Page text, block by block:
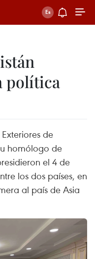
política
de
homólogo de
el 4 de
los dos países, en
al país de Asia